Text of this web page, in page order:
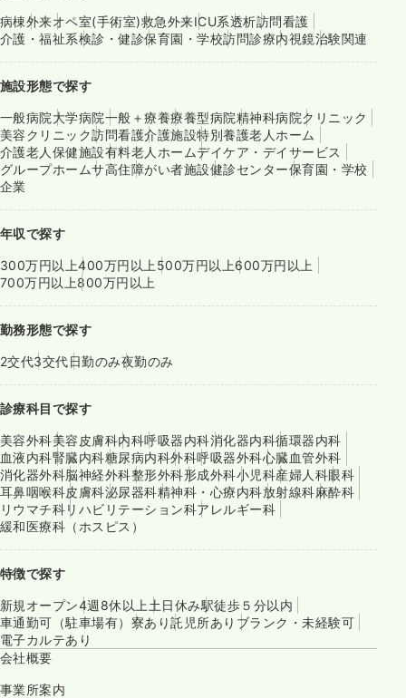
病棟外来オペ室(手術室)救急外来ICU系透析訪問看護
介護・福祉系検診・健診保育園・学校訪問診療内視鏡治験関連
施設形態で探す
一般病院大学病院一般＋療養療養型病院精神科病院クリニック
美容クリニック訪問看護介護施設特別養護老人ホーム
介護老人保健施設有料老人ホームデイケア・デイサービス
グループホームサ高住障がい者施設健診センター保育園・学校
企業
年収で探す
300万円以上400万円以上 500万円以上600万円以上
700万円以上800万円以上
勤務形態で探す
2交代3交代日勤のみ夜勤のみ
診療科目で探す
美容外科美容皮膚科内科呼吸器内科消化器内科循環器内科
血液内科腎臓内科糖尿病内科外科呼吸器外科心臓血管外科
消化器外科脳神経外科整形外科形成外科小児科産婦人科眼科
耳鼻咽喉科皮膚科泌尿器科精神科・心療内科放射線科麻酔科
リウマチ科リハビリテーション科アレルギー科
緩和医療科（ホスピス）
特徴で探す
新規オープン4週8休以上 土日休み駅徒歩５分以内
車通勤可（駐車場有） 寮あり託児所あり ブランク・未経験可
電子カルテあり
会社概要
事業所案内